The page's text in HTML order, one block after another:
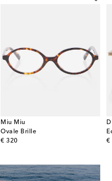
Miu Miu
Ovale Brille
€ 320
original price
€